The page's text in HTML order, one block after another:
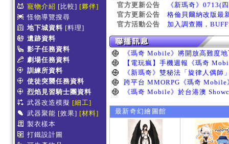
寵物介紹 [比較] [夥伴]
怪物導覽搜尋
地下城資料 [料理]
遺跡資料
影子任務資料
劇場任務資料
訓練所資料
使徒突襲任務資料
烈焰見習騎士團資料
武器改造模擬 [細工]
武器聚能 [效果] [材料]
製衣樣本
打鐵設計圖
官方更新公告
《新瑪奇》0713(
官方更新公告
格倫貝爾納改版最
官方活動公告
加入調查團，
最新奇幻繪圖館